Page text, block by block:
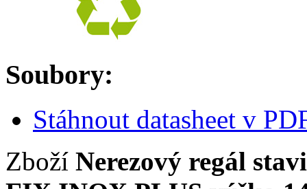
Soubory:
Stáhnout datasheet v
Zboží Nerezový regál